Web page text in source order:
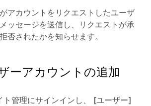
アカウントをリクエストしたユーザ
ッセージを送信し、リクエストが承
否されたかを知らせます。
ーアカウントの追加
管理にサインインし、
[ユーザー]